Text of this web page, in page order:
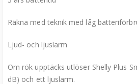
Räkna med teknik med låg
Ljud- och ljuslarm
Om rök upptäcks utlöser Shelly Plus
dB) och ett ljuslarm.